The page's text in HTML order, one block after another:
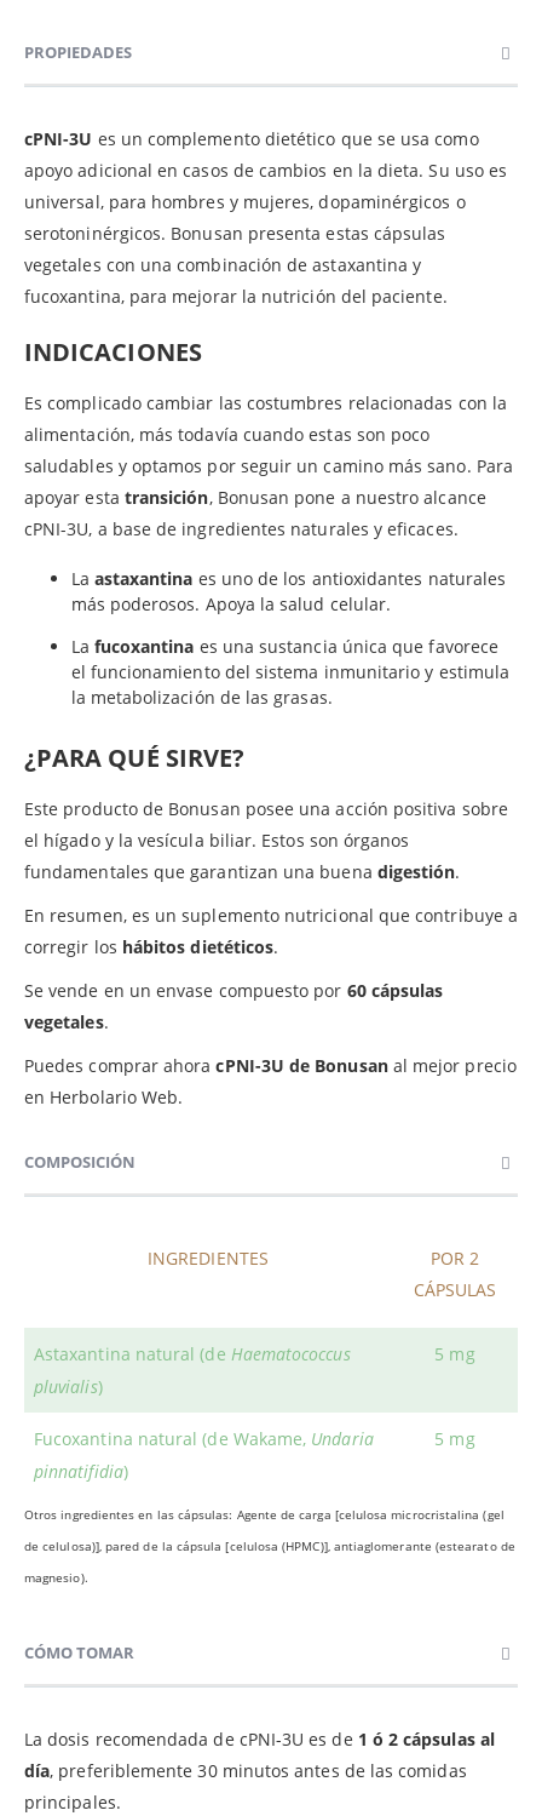
PROPIEDADES
cPNI-3U es un complemento dietético que se usa como
apoyo adicional en casos de cambios en la dieta. Su uso es
universal, para hombres y mujeres, dopaminérgicos o
serotoninérgicos. Bonusan presenta estas cápsulas
vegetales con una combinación de astaxantina y
fucoxantina, para mejorar la nutrición del paciente.
INDICACIONES
Es complicado cambiar las costumbres relacionadas con la
alimentación, más todavía cuando estas son poco
saludables y optamos por seguir un camino más sano. Para
apoyar esta transición, Bonusan pone a nuestro alcance
cPNI-3U, a base de ingredientes naturales y eficaces.
La astaxantina es uno de los antioxidantes naturales
más poderosos. Apoya la salud celular.
La fucoxantina es una sustancia única que favorece
el funcionamiento del sistema inmunitario y estimula
la metabolización de las grasas.
¿PARA QUÉ SIRVE?
Este producto de Bonusan posee una acción positiva sobre
el hígado y la vesícula biliar. Estos son órganos
fundamentales que garantizan una buena digestión.
En resumen, es un suplemento nutricional que contribuye a
corregir los hábitos dietéticos.
Se vende en un envase compuesto por 60 cápsulas
vegetales.
Puedes comprar ahoracPNI-3U de Bonusanal mejor precio
en Herbolario Web.
COMPOSICIÓN
INGREDIENTES
POR 2
CÁPSULAS
Astaxantina natural (de Haematococcus
pluvialis)
5 mg
Fucoxantina natural (de Wakame, Undaria
pinnatifidia)
5 mg
Otros ingredientes en las cápsulas: Agente de carga [celulosa microcristalina (gel
de celulosa)], pared de la cápsula [celulosa (HPMC)], antiaglomerante (estearato de
magnesio).
CÓMO TOMAR
La dosis recomendada de cPNI-3U es de 1 ó 2 cápsulas al
día, preferiblemente 30 minutos antes de las comidas
principales.